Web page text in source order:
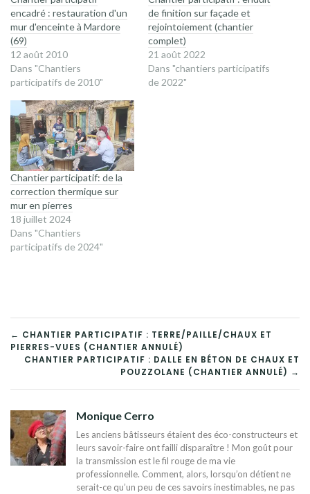
encadré : restauration d'un
mur d'enceinte à Mardore
(69)
12 août 2010
Dans "Chantiers
participatifs de 2010"
de finition sur façade et
rejointoiement (chantier
complet)
21 août 2022
Dans "chantiers participatifs
de 2022"
Chantier participatif: de la
correction thermique sur
mur en pierres
18 juillet 2024
Dans "Chantiers
participatifs de 2024"
NAVIGATION
DE
L’ARTICLE
← CHANTIER PARTICIPATIF : TERRE/PAILLE/CHAUX ET
PIERRES-VUES (CHANTIER ANNULÉ)
CHANTIER PARTICIPATIF : DALLE EN BÉTON DE CHAUX ET
POUZZOLANE (CHANTIER ANNULÉ) →
Monique Cerro
Les anciens bâtisseurs étaient des éco-constructeurs et
leurs savoir-faire ont failli disparaître ! Mon goût pour
la transmission est le fil rouge de ma vie
professionnelle. Comment, alors, lorsqu’on détient ne
serait-ce qu’un peu de ces savoirs inestimables, ne pas